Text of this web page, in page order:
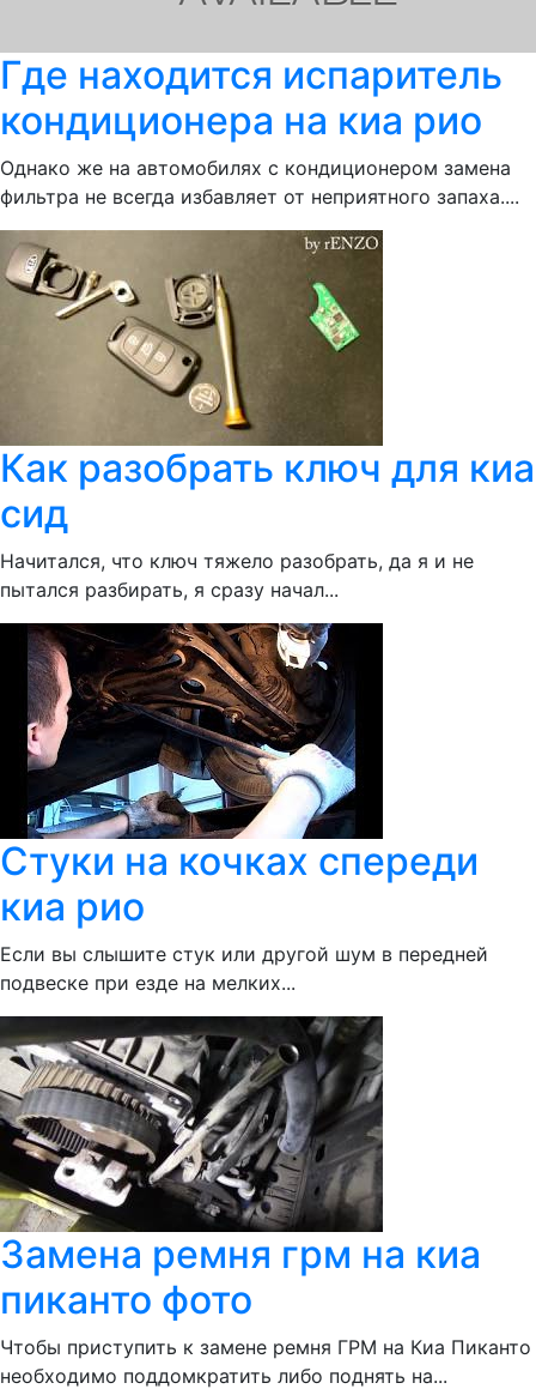
Где находится испаритель
кондиционера на киа рио
Однако же на автомобилях с кондиционером замена
фильтра не всегда избавляет от неприятного запаха....
Как разобрать ключ для киа
сид
Начитался, что ключ тяжело разобрать, да я и не
пытался разбирать, я сразу начал...
Стуки на кочках спереди
киа рио
Если вы слышите стук или другой шум в передней
подвеске при езде на мелких...
Замена ремня грм на киа
пиканто фото
Чтобы приступить к замене ремня ГРМ на Киа Пиканто
необходимо поддомкратить либо поднять на...